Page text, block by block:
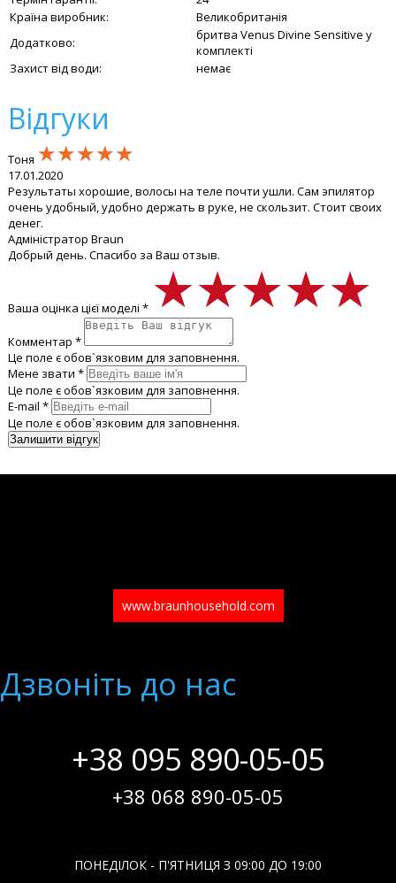
Країна виробник:
Великобританія
Додатково:
бритва Venus Divine Sensitive у
комплекті
Захист від води:
немає
Відгуки
Тоня ★★★★★
★★★★★
★★★★★
17.01.2020
Результаты хорошие, волосы на теле почти ушли. Сам эпилятор
очень удобный, удобно держать в руке, не скользит. Стоит своих
денег.
Адміністратор Braun
Добрый день. Спасибо за Ваш отзыв.
Ваша оцінка цієї моделі * ★★★★★
★★★★★
★★★★★
Комментар *
Це поле є обов`язковим для заповнення.
Мене звати *
Це поле є обов`язковим для заповнення.
E-mail *
Це поле є обов`язковим для заповнення.
www.braunhousehold.com
Дзвонiть до нас
+38 095 890-05-05
+38 068 890-05-05
ПОНЕДІЛОК - П'ЯТНИЦЯ З 09:00 ДО 19:00